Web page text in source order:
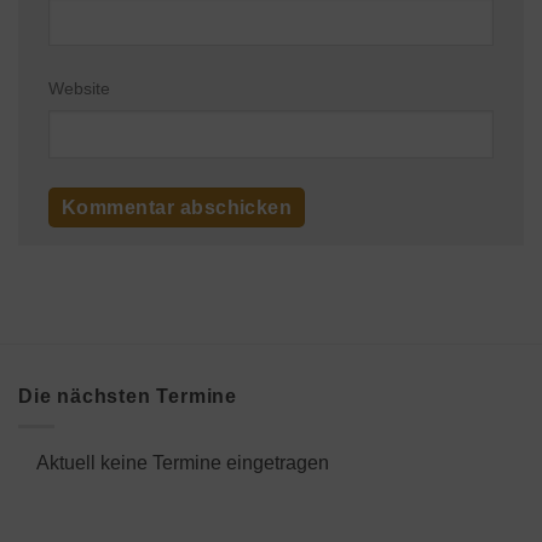
Website
Die nächsten Termine
Aktuell keine Termine eingetragen